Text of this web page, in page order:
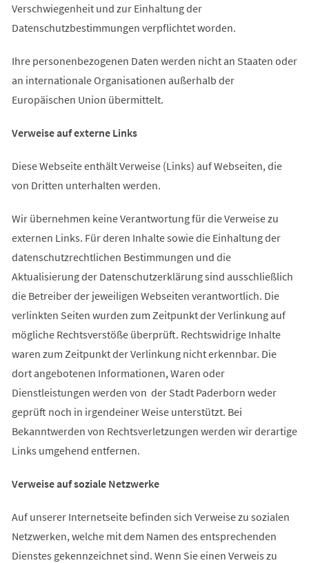
Verschwiegenheit und zur Einhaltung der
Datenschutzbestimmungen verpflichtet worden.
Ihre personenbezogenen Daten werden nicht an Staaten oder
an internationale Organisationen außerhalb der
Europäischen Union übermittelt.
Verweise auf externe Links
Diese Webseite enthält Verweise (Links) auf Webseiten, die
von Dritten unterhalten werden.
Wir übernehmen keine Verantwortung für die Verweise zu
externen Links. Für deren Inhalte sowie die Einhaltung der
datenschutzrechtlichen Bestimmungen und die
Aktualisierung der Datenschutzerklärung sind ausschließlich
die Betreiber der jeweiligen Webseiten verantwortlich. Die
verlinkten Seiten wurden zum Zeitpunkt der Verlinkung auf
mögliche Rechtsverstöße überprüft. Rechtswidrige Inhalte
waren zum Zeitpunkt der Verlinkung nicht erkennbar. Die
dort angebotenen Informationen, Waren oder
Dienstleistungen werden von der Stadt Paderborn weder
geprüft noch in irgendeiner Weise unterstützt. Bei
Bekanntwerden von Rechtsverletzungen werden wir derartige
Links umgehend entfernen.
Verweise auf soziale Netzwerke
Auf unserer Internetseite befinden sich Verweise zu sozialen
Netzwerken, welche mit dem Namen des entsprechenden
Dienstes gekennzeichnet sind. Wenn Sie einen Verweis zu